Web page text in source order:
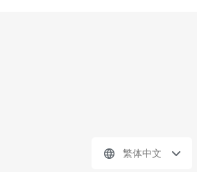
繁体中文